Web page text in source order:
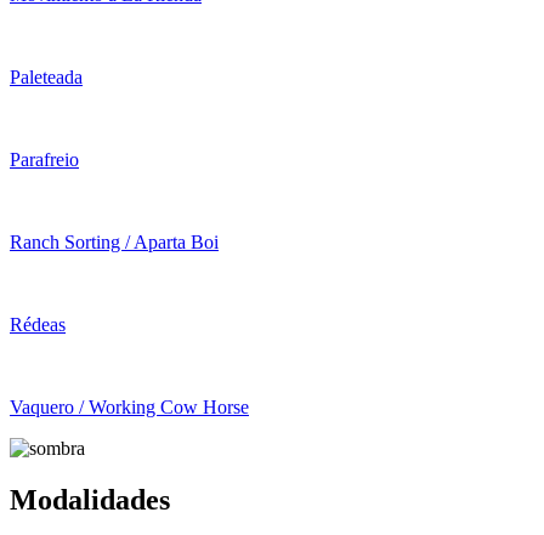
Paleteada
Parafreio
Ranch Sorting / Aparta Boi
Rédeas
Vaquero / Working Cow Horse
Modalidades